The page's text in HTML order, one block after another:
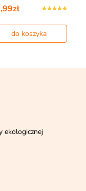
do koszyka
ekologicznej